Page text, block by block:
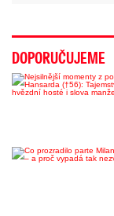
DOPORUČUJEME